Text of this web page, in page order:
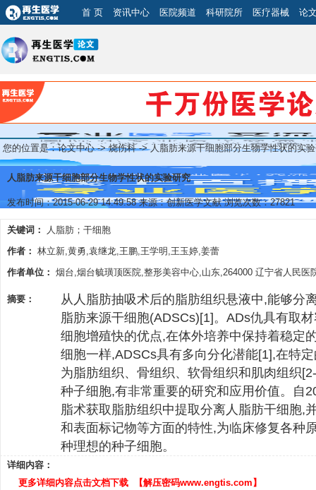
首 页 资讯中心 医院频道 科研院所 医疗器械 论
您的位置是：论文中心->烧伤科-> 人脂肪来源干细胞部分生物学性状的实
人脂肪来源干细胞部分生物学性状的实验研究
发布时间：2015-06-29 14:49:58 来源：创新医学文献 浏览次数：27821
关键词：
人脂肪；干细胞
作者： 林立新,黄勇,袁继龙,王鹏,王学明,王玉婷,姜蕾
作者单位： 烟台,烟台毓璜顶医院,整形美容中心,山东,264000 辽宁省人民医
摘要：
从人脂肪抽吸术后的脂肪组织悬液中,能够分
脂肪来源干细胞(ADSCs)[1]。ADs仇具有取
细胞增殖快的优点,在体外培养中保持着稳定
细胞一样,ADSCs具有多向分化潜能[1],在特
为脂肪组织、骨组织、软骨组织和肌肉组织
种子细胞,有非常重要的研究和应用价值。自
脂术获取脂肪组织中提取分离人脂肪干细胞,
和表面标记物等方面的特性,为临床修复各种
种理想的种子细胞。
详细内容：
更多详细内容点击文档下载 【解压密码www.engtis.com】